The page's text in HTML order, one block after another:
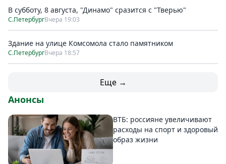
В субботу, 8 августа, "Динамо" сразится с "Тверью"
С.ПетербургВчера 19:03
Здание на улице Комсомола стало памятником
С.ПетербургВчера 18:57
Еще →
Анонсы
ВТБ: россияне увеличивают
расходы на спорт и здоровый
образ жизни